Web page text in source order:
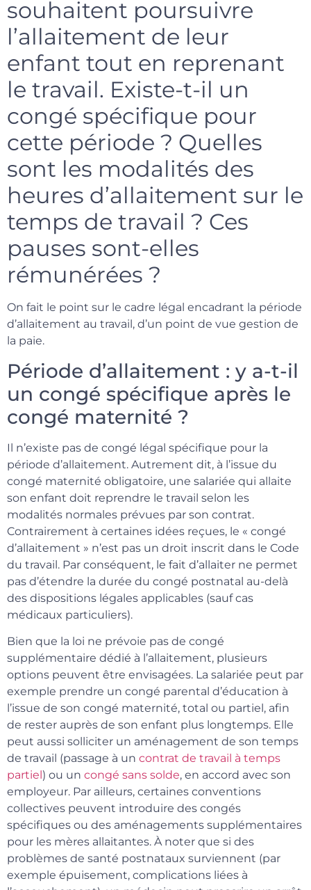
souhaitent poursuivre
l’allaitement de leur
enfant tout en reprenant
le travail. Existe-t-il un
congé spécifique pour
cette période ? Quelles
sont les modalités des
heures d’allaitement sur le
temps de travail ? Ces
pauses sont-elles
rémunérées ?
On fait le point sur le cadre légal encadrant la période
d’allaitement au travail, d’un point de vue gestion de
la paie.
Période d’allaitement : y a-t-il
un congé spécifique après le
congé maternité ?
Il n’existe pas de congé légal spécifique pour la
période d’allaitement. Autrement dit, à l’issue du
congé maternité obligatoire, une salariée qui allaite
son enfant doit reprendre le travail selon les
modalités normales prévues par son contrat.
Contrairement à certaines idées reçues, le « congé
d’allaitement » n’est pas un droit inscrit dans le Code
du travail. Par conséquent, le fait d’allaiter ne permet
pas d’étendre la durée du congé postnatal au-delà
des dispositions légales applicables (sauf cas
médicaux particuliers).
Bien que la loi ne prévoie pas de congé
supplémentaire dédié à l’allaitement, plusieurs
options peuvent être envisagées. La salariée peut par
exemple prendre un congé parental d’éducation à
l’issue de son congé maternité, total ou partiel, afin
de rester auprès de son enfant plus longtemps. Elle
peut aussi solliciter un aménagement de son temps
de travail (passage à un contrat de travail à temps
partiel) ou un congé sans solde, en accord avec son
employeur. Par ailleurs, certaines conventions
collectives peuvent introduire des congés
spécifiques ou des aménagements supplémentaires
pour les mères allaitantes. À noter que si des
problèmes de santé postnataux surviennent (par
exemple épuisement, complications liées à